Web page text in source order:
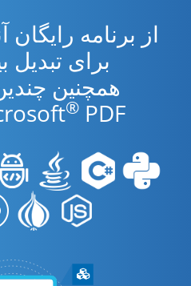
همچنین
® PDF استفاده کنید.